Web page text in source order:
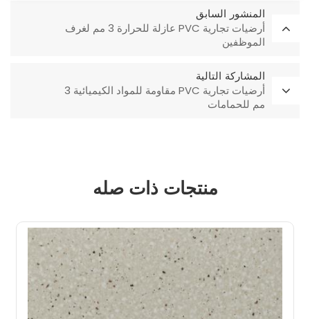
المنشور السابق
أرضيات تجارية PVC عازلة للحرارة 3 مم لغرف
الموظفين
المشاركة التالية
أرضيات تجارية PVC مقاومة للمواد الكيميائية 3
مم للحمامات
منتجات ذات صله